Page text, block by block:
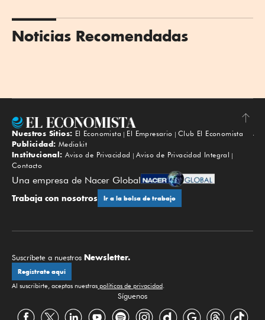
Noticias Recomendadas
Subir
Nuestros Sitios: El Economista El Empresario
Club El Economista
Publicidad: Mediakit
Institucional: Aviso de Privacidad
Aviso de Privacidad Integral
Contacto
Una empresa de Nacer Global
Trabaja con nosotros Ir a la bolsa de trabajo
Suscríbete a nuestros Newsletter.
Regístrate aquí
Al suscribirte, aceptas nuestras políticas de privacidad.
Síguenos